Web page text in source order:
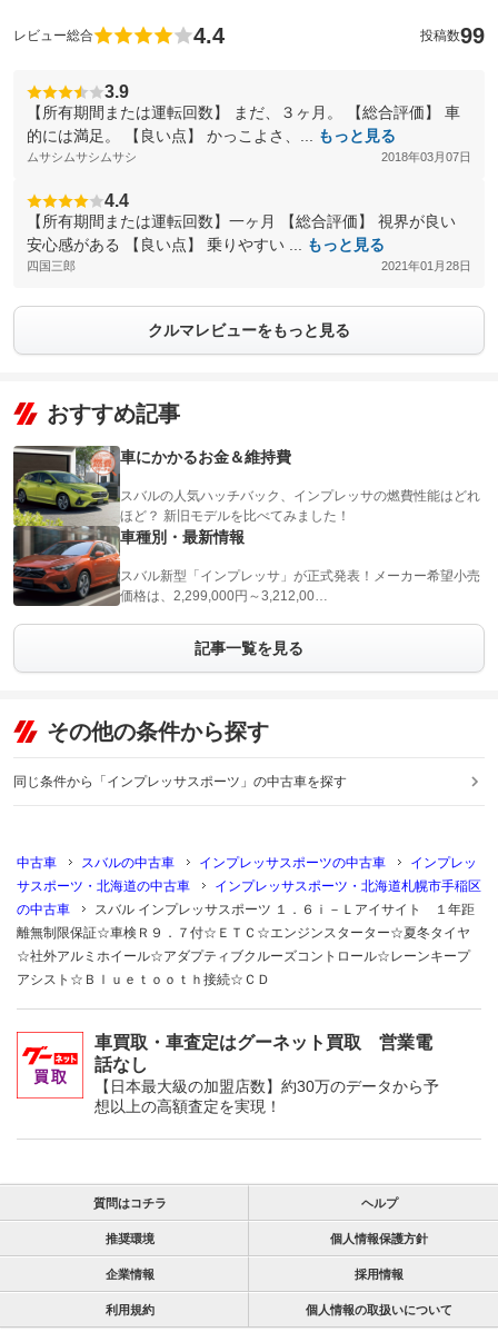
レビュー総合 4.4 投稿数99
3.9
【所有期間または運転回数】 まだ、３ヶ月。 【総合評価】 車
的には満足。 【良い点】 かっこよさ、...
もっと見る
ムサシムサシムサシ 2018年03月07日
4.4
【所有期間または運転回数】一ヶ月 【総合評価】 視界が良い
安心感がある 【良い点】 乗りやすい ...
もっと見る
四国三郎 2021年01月28日
クルマレビューをもっと見る
おすすめ記事
車にかかるお金＆維持費
スバルの人気ハッチバック、インプレッサの燃費性能はどれ
ほど？ 新旧モデルを比べてみました！
車種別・最新情報
スバル新型「インプレッサ」が正式発表！メーカー希望小売
価格は、2,299,000円～3,212,00…
記事一覧を見る
その他の条件から探す
同じ条件から「インプレッサスポーツ」の中古車を探す
中古車 スバルの中古車 インプレッサスポーツの中古車
インプレッ
サスポーツ・北海道の中古車
インプレッサスポーツ・北海道札幌市手稲区
の中古車
スバル インプレッサスポーツ １．６ｉ－Ｌアイサイト １年距
離無制限保証☆車検Ｒ９．７付☆ＥＴＣ☆エンジンスターター☆夏冬タイヤ
☆社外アルミホイール☆アダプティブクルーズコントロール☆レーンキープ
アシスト☆Ｂｌｕｅｔｏｏｔｈ接続☆ＣＤ
車買取・車査定はグーネット買取 営業電
話なし
【日本最大級の加盟店数】約30万のデータから予
想以上の高額査定を実現！
質問はコチラ ヘルプ
推奨環境 個人情報保護方針
企業情報 採用情報
利用規約 個人情報の取扱いについて